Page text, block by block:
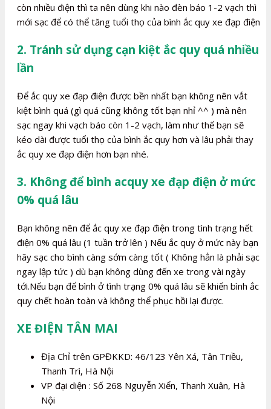
còn nhiều điện thì ta nên dùng khi nào đèn báo 1-2 vạch thì
mới sạc để có thể tăng tuổi thọ của bình ắc quy xe đạp điện
2. Tránh sử dụng cạn kiệt ắc quy quá nhiều
lần
Để ắc quy xe đạp điện được bền nhất bạn không nên vắt
kiệt bình quá (gì quá cũng không tốt bạn nhỉ ^^ ) mà nên
sạc ngay khi vạch báo còn 1-2 vạch, làm như thế bạn sẽ
kéo dài được tuổi thọ của bình ắc quy hơn và lâu phải thay
ắc quy xe đạp điện hơn bạn nhé.
3. Không để bình acquy xe đạp điện ở mức
0% quá lâu
Bạn không nên để ắc quy xe đạp điện trong tình trạng hết
điện 0% quá lâu (1 tuần trở lên ) Nếu ắc quy ở mức này bạn
hãy sạc cho bình càng sớm càng tốt ( Không hẳn là phải sạc
ngay lập tức ) dù bạn không dùng đến xe trong vài ngày
tới.Nếu bạn để bình ở tình trạng 0% quá lâu sẽ khiến bình ắc
quy chết hoàn toàn và không thể phục hồi lại được.
XE ĐIỆN TÂN MAI
Địa Chỉ trên GPĐKKD: 46/123 Yên Xá, Tân Triều,
Thanh Trì, Hà Nội
VP đại diện : Số 268 Nguyễn Xiển, Thanh Xuân, Hà
Nội